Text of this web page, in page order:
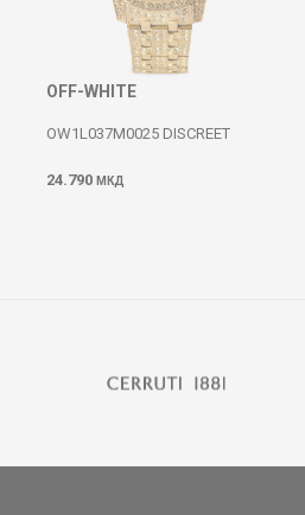
OFF-WHITE
OW1L037M0025 DISCREET
24.790 МКД